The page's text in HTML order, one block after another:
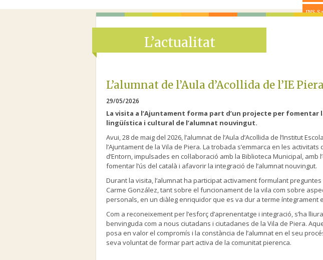
INS
L’actualitat
L’alumnat de l’Aula d’Acollida de l’IE
29/05/2026
La visita a l’Ajuntament forma part d’un projecte per fomentar
lingüística i cultural de l’alumnat nouvingut.
Avui, 28 de maig del 2026, l’alumnat de l’Aula d’Acollida de l’Institut
l’Ajuntament de la Vila de Piera. La trobada s’emmarca en les activitats
d’Entorn, impulsades en col·laboració amb la Biblioteca Municipal, amb
fomentar l’ús del català i afavorir la integració de l’alumnat nouvingut.
Durant la visita, l’alumnat ha participat activament formulant preguntes
Carme González, tant sobre el funcionament de la vila com sobre
personals, en un diàleg enriquidor que es va dur a terme íntegrament
Com a reconeixement per l’esforç d’aprenentatge i integració, s’ha
benvinguda com a nous ciutadans i ciutadanes de la Vila de Piera.
posa en valor el compromís i la constància de l’alumnat en el seu
seva voluntat de formar part activa de la comunitat pierenca.